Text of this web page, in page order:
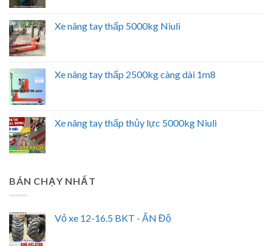
Xe nâng tay thấp 5000kg Niuli
Xe nâng tay thấp 2500kg càng dài 1m8
Xe nâng tay thấp thủy lực 5000kg Niuli
BÁN CHẠY NHẤT
Vỏ xe 12-16.5 BKT - ẤN Độ